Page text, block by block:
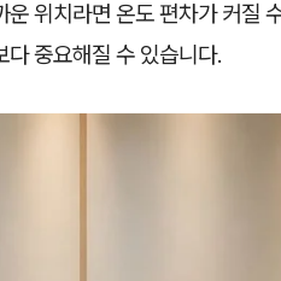
위치라면 온도 편차가 커질
중요해질 수 있습니다.